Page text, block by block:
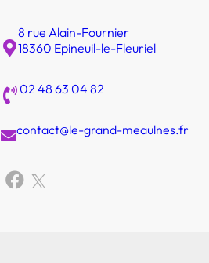
8 rue Alain-Fournier
18360 Epineuil-le-Fleuriel
02 48 63 04 82
contact@le-grand-meaulnes.fr